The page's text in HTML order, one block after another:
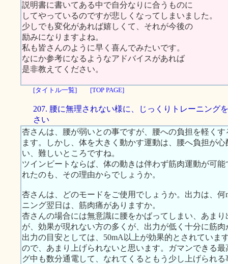
説明書に書いてある中で自分なりに合うものに
してやっているのですが悲しくなってしまいました。
少しでも変化があれば嬉しくて、それが今後の
励みになりますよね。
私も皆さんのように早く喜んでみたいです。
なにか参考になるようなアドバイスがあれば
是非教えてください。
[タイトル一覧] [TOP PAGE]
207. 腰に無理されない様に、じっくりトレーニング
さい
杏さんは、腰が弱いとの事ですが、腰への負担を軽く
ます。しかし、体を大きく動かす運動は、腰へ負担が
い、難しいところですね。
ツインビートならば、体の動きは伴わず筋肉運動が可
れたのも、その理由からでしょうか。
杏さんは、どのモードをご使用でしょうか。出力は、
ニング翌日は、筋肉痛がありますか。
杏さんの場合には無意識に腰をかばってしまい、あま
が、効果が現れない方の多くが、出力が低く十分に筋
出力の目安としては、50mA以上が効果的とされていま
ので、あまり上げられないと思います。ガマンできる
グ中も数分通電して、なれてくるともう少し上げられ